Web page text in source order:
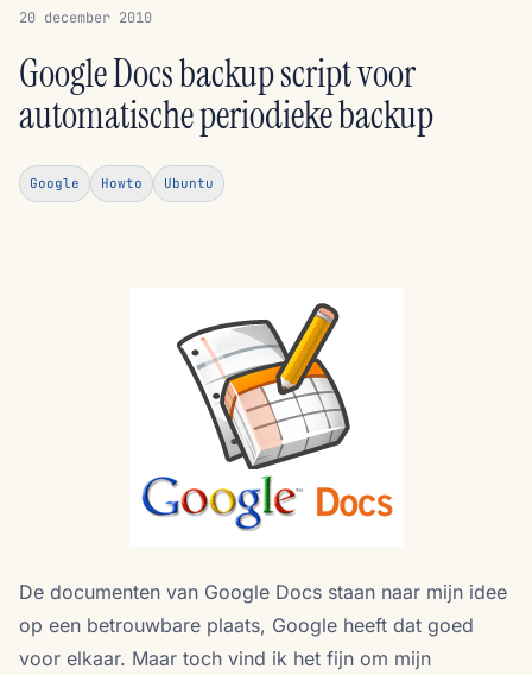
20 december 2010
Google Docs backup script voor
automatische periodieke backup
Google Howto Ubuntu
De documenten van Google Docs staan naar mijn idee
op een betrouwbare plaats, Google heeft dat goed
voor elkaar. Maar toch vind ik het fijn om mijn